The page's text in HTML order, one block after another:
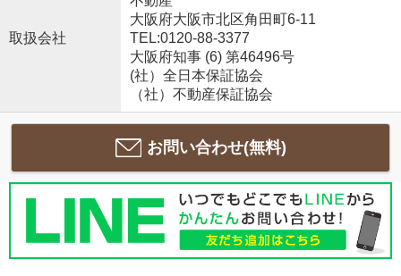
取扱会社
大阪府大阪市北区角田町6-11
TEL:0120-88-3377
大阪府知事 (6) 第46496号
(社）全日本保証協会
（社）不動産保証協会
お問い合わせ(無料)